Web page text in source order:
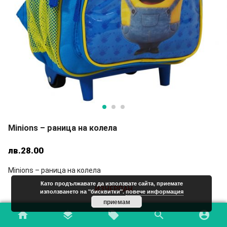
home layers local_offer search account_circle
Minions – раница на колела
лв.28.00
Minions – раница на колела
ИЗЧЕРПАН
Add to Wishlist
Като продължавате да използвате сайта, приемате
използването на "бисквитки".повече информация
приемам